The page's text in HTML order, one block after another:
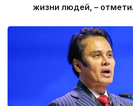
жизни людей, –